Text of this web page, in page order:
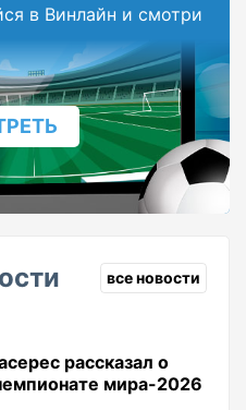
в Винлайн и смотри
все новости
рассказал о
мира-2026